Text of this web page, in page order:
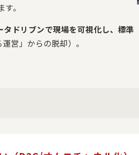
。
タドリブンで現場を可視化し、標準
営」からの脱却）。